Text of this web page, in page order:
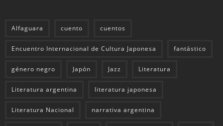
Alfaguara cuento cuentos
Encuentro Internacional de Cultura Japonesa fantástico
género negro Japón Jazz Literatura
Literatura argentina literatura japonesa
Literatura Nacional narrativa argentina